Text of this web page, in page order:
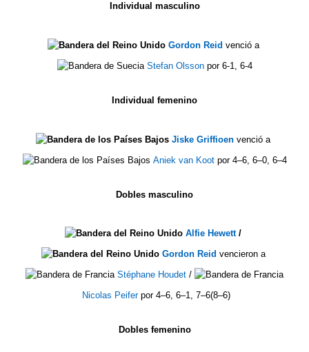
Individual masculino
Gordon Reid venció a
Stefan Olssonpor 6-1, 6-4
Individual femenino
Jiske Griffioen venció a
Aniek van Kootpor 4–6, 6–0, 6–4
Dobles masculino
Alfie Hewett/
Gordon Reid vencieron a
Stéphane Houdet /
Nicolas Peiferpor 4–6, 6–1, 7–6(8–6)
Dobles femenino